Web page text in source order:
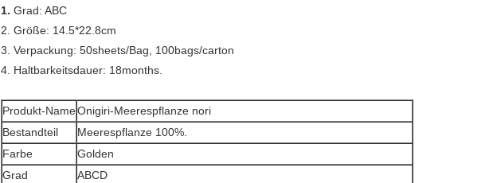
1. Grad: ABC
2. Größe: 14.5*22.8cm
3. Verpackung: 50sheets/Bag, 100bags/carton
4. Haltbarkeitsdauer: 18months.
Produkt-NameOnigiri-Meerespflanze nori
Bestandteil
Meerespflanze 100%.
Farbe
Golden
Grad
ABCD